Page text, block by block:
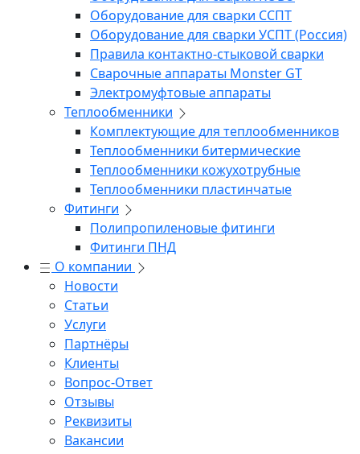
Оборудование для сварки ССПТ
Оборудование для сварки УСПТ (Россия)
Правила контактно-стыковой сварки
Сварочные аппараты Monster GT
Электромуфтовые аппараты
Теплообменники
Комплектующие для теплообменников
Теплообменники битермические
Теплообменники кожухотрубные
Теплообменники пластинчатые
Фитинги
Полипропиленовые фитинги
Фитинги ПНД
О компании
Новости
Статьи
Услуги
Партнёры
Клиенты
Вопрос-Ответ
Отзывы
Реквизиты
Вакансии